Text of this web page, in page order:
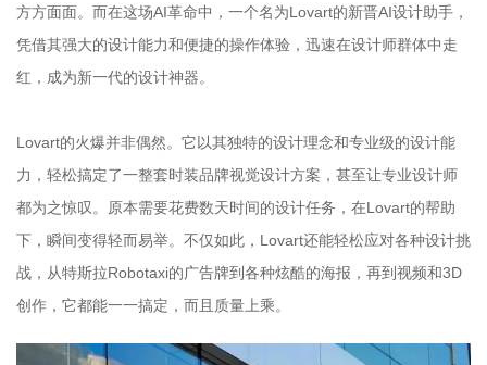
方方面面。而在这场AI革命中，一个名为Lovart的新晋AI设计助手，
凭借其强大的设计能力和便捷的操作体验，迅速在设计师群体中走
红，成为新一代的设计神器。
Lovart的火爆并非偶然。它以其独特的设计理念和专业级的设计能
力，轻松搞定了一整套时装品牌视觉设计方案，甚至让专业设计师
都为之惊叹。原本需要花费数天时间的设计任务，在Lovart的帮助
下，瞬间变得轻而易举。不仅如此，Lovart还能轻松应对各种设计挑
战，从特斯拉Robotaxi的广告牌到各种炫酷的海报，再到视频和3D
创作，它都能一一搞定，而且质量上乘。